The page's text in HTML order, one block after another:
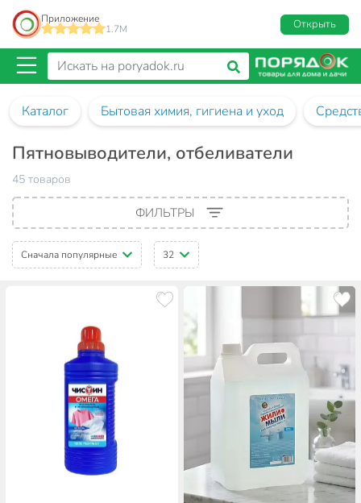
Приложение
1.7M
Открыть
Каталог Бытовая химия, гигиена и уход
Пятновыводители, отбеливатели
45 товаров
ФИЛЬТРЫ
Сначала популярные 32